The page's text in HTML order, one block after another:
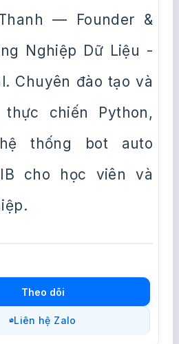
— Founder &
Nghiệp Dữ Liệu -
Chuyên đào tạo và
chiến Python,
thống bot auto
cho học viên và
Theo dõi
Liên hệ Zalo